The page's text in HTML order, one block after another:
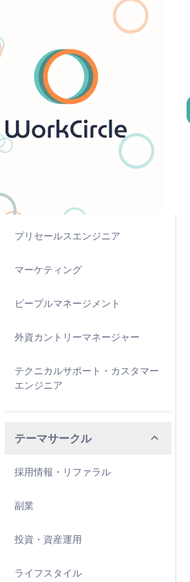
プロダクトマネージャー
コンサルタント
その他の職種
カスタマーサクセス
人事
プリセールスエンジニア
マーケティング
ピープルマネージメント
外資カントリーマネージャー
テクニカルサポート・カスタマー
エンジニア
テーマサークル
採用情報・リファラル
副業
投資・資産運用
ライフスタイル